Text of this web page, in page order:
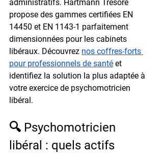
administratifs. Hartmann Tresore
propose des gammes certifiées EN
14450 et EN 1143-1 parfaitement
dimensionnées pour les cabinets
libéraux. Découvrez nos coffres-forts
pour professionnels de santé et
identifiez la solution la plus adaptée à
votre exercice de psychomotricien
libéral.
🔍 Psychomotricien
libéral : quels actifs